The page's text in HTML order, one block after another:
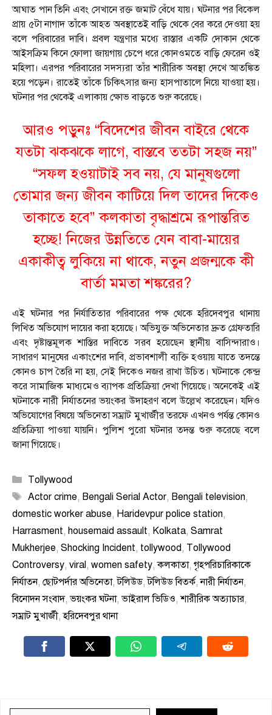
আঘাত পান তিনি এবং সেখানে রক্ত জমাট বেঁধে যায়। ঘটনার পর বিকেল
প্রায় ৫টা নাগাদ তাঁকে আহত অবস্থাতেই বাড়ি থেকে বের করে দেওয়া হয়
বলে পরিবারের দাবি। প্রবল যন্ত্রণার মধ্যে রাস্তার একটি দোকান থেকে
আইসক্রিম কিনে ফোলা জায়গায় চেপে ধরে কোনওমতে বাড়ি ফেরেন ওই
মহিলা। এরপর পরিবারের সদস্যরা তাঁর শারীরিক অবস্থা দেখে আতঙ্কিত
হয়ে পড়েন। রাতেই তাঁকে চিকিৎসার জন্য হাসপাতালে নিয়ে যাওয়া হয়।
ঘটনার পর থেকেই এলাকায় ক্ষোভ বাড়তে শুরু করেছে।
আরও পড়ুনঃ “বিদেশের জীবন বাইরে থেকে
যতটা ঝকঝকে লাগে, বাস্তবে ততটা সহজ নয়”
“সফল হওয়াটাই সব নয়, যে মানুষগুলো
তোমার জন্য জীবন কাটিয়ে দিল তাদের দিকেও
তাকাতে হবে” কলকাতা বৃদ্ধাশ্রমে রূপান্তরিত
হচ্ছে! নিজের উন্নতিতে যেন বাবা-মায়ের
একাকীত্ব লুকিয়ে না থাকে, নতুন প্রজন্মকে কী
বার্তা মমতা শঙ্করের?
এই ঘটনার পর নির্যাতিতার পরিবারের পক্ষ থেকে হরিদেবপুর থানায়
লিখিত অভিযোগ দায়ের করা হয়েছে। অভিযুক্ত অভিনেতার দ্রুত গ্রেফতারি
এবং দৃষ্টান্তমূলক শাস্তির দাবিতে সরব হয়েছেন স্থানীয় বাসিন্দারাও।
সাধারণ মানুষের একাংশের দাবি, প্রভাবশালী ব্যক্তি হওয়ায় যাতে তদন্তে
কোনও চাপ তৈরি না হয়, সেই দিকেও নজর রাখা উচিত। ঘটনাকে কেন্দ্র
করে সামাজিক মাধ্যমেও ব্যাপক প্রতিক্রিয়া দেখা গিয়েছে। অনেকেই এই
ঘটনাকে নারী নির্যাতনের ভয়ংকর উদাহরণ বলে উল্লেখ করেছেন। যদিও
অভিযোগের বিষয়ে অভিনেতা সম্রাট মুখার্জীর তরফে এখনও পর্যন্ত কোনও
প্রতিক্রিয়া পাওয়া যায়নি। পুলিশ পুরো ঘটনার তদন্ত শুরু করেছে বলে
জানা গিয়েছে।
Categories
Tollywood
Tags
Actor crime, Bengali Serial Actor, Bengali television,
domestic worker abuse, Haridevpur police station,
Harrasment, housemaid assault, Kolkata, Samrat
Mukherjee, Shocking Incident, tollywood, Tollywood
Controversy, viral, women safety,কলকাতা, গৃহপরিচারিকাকে
নির্যাতন, ছোটপর্দার অভিনেতা,টলিউড,টলিউড বিতর্ক,নারী নির্যাতন,
বিনোদন সংবাদ,ভয়ংকর ঘটনা,ভাইরাল ভিডিও,শারীরিক অত্যাচার,
সম্রাট মুখার্জী,হরিদেবপুর থানা